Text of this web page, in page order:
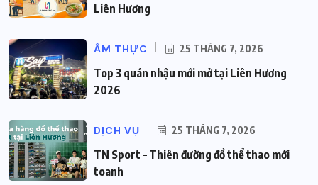
Liên Hương
ẨM THỰC 25 THÁNG 7, 2026
Top 3 quán nhậu mới mở tại Liên Hương
2026
DỊCH VỤ 25 THÁNG 7, 2026
TN Sport – Thiên đường đồ thể thao mới
toanh